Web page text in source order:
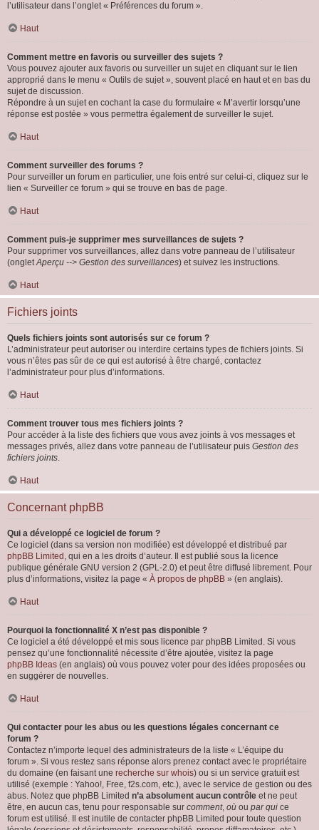
l’utilisateur dans l’onglet « Préférences du forum ».
Haut
Comment mettre en favoris ou surveiller des sujets ?
Vous pouvez ajouter aux favoris ou surveiller un sujet en cliquant sur le lien
approprié dans le menu « Outils de sujet », souvent placé en haut et en bas du
sujet de discussion.
Répondre à un sujet en cochant la case du formulaire « M’avertir lorsqu’une
réponse est postée » vous permettra également de surveiller le sujet.
Haut
Comment surveiller des forums ?
Pour surveiller un forum en particulier, une fois entré sur celui-ci, cliquez sur le
lien « Surveiller ce forum » qui se trouve en bas de page.
Haut
Comment puis-je supprimer mes surveillances de sujets ?
Pour supprimer vos surveillances, allez dans votre panneau de l’utilisateur
(ongletAperçu --> Gestion des surveillances) et suivez les instructions.
Haut
Fichiers joints
Quels fichiers joints sont autorisés sur ce forum ?
L’administrateur peut autoriser ou interdire certains types de fichiers joints. Si
vous n’êtes pas sûr de ce qui est autorisé à être chargé, contactez
l’administrateur pour plus d’informations.
Haut
Comment trouver tous mes fichiers joints ?
Pour accéder à la liste des fichiers que vous avez joints à vos messages et
messages privés, allez dans votre panneau de l’utilisateur puis Gestion des
fichiers joints.
Haut
Concernant phpBB
Qui a développé ce logiciel de forum ?
Ce logiciel (dans sa version non modifiée) est développé et distribué par
phpBB Limited , qui en a les droits d’auteur. Il est publié sous la licence
publique générale GNU version 2 (GPL-2.0) et peut être diffusé librement. Pour
plus d’informations, visitez la page « À propos de phpBB » (en anglais).
Haut
Pourquoi la fonctionnalité X n’est pas disponible ?
Ce logiciel a été développé et mis sous licence par phpBB Limited. Si vous
pensez qu’une fonctionnalité nécessite d’être ajoutée, visitez la page
phpBB Ideas (en anglais) où vous pouvez voter pour des idées proposées ou
en suggérer de nouvelles.
Haut
Qui contacter pour les abus ou les questions légales concernant ce
forum ?
Contactez n’importe lequel des administrateurs de la liste « L’équipe du
forum ». Si vous restez sans réponse alors prenez contact avec le propriétaire
du domaine (en faisant une recherche sur whois) ou si un service gratuit est
utilisé (exemple : Yahoo!, Free, f2s.com, etc.), avec le service de gestion ou des
abus. Notez que phpBB Limited n’a absolument aucun contrôle et ne peut
être, en aucun cas, tenu pour responsable sur comment, où ou par qui ce
forum est utilisé. Il est inutile de contacter phpBB Limited pour toute question